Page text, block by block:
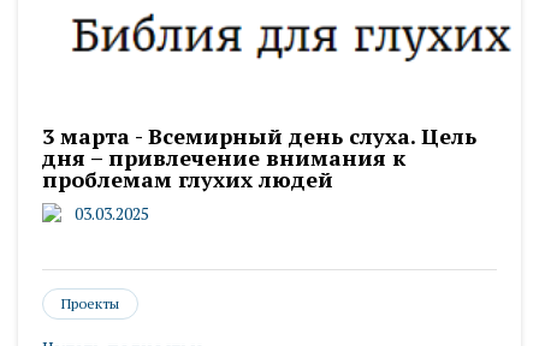
3 марта - Всемирный день слуха. Цель
дня – привлечение внимания к
проблемам глухих людей
03.03.2025
Проекты